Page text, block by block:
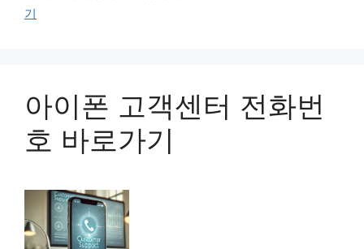
기
아이폰 고객센터 전화번
호 바로가기